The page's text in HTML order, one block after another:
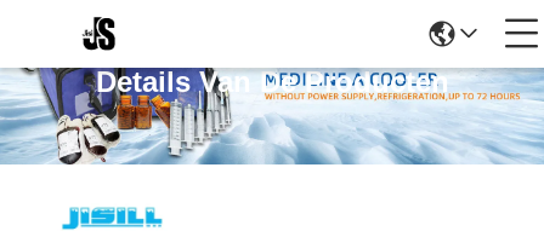
Details Van De Producten